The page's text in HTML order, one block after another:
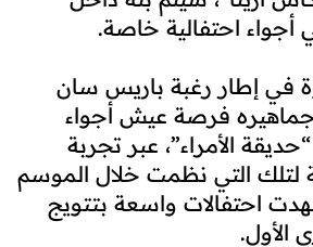
احتفالية خاصة.
في إطار رغبة باريس سان
فرصة عيش أجواء
الأمراء”، عبر تجربة
لتلك التي نظمت خلال الموسم
احتفالات واسعة بتتويج
الأول.